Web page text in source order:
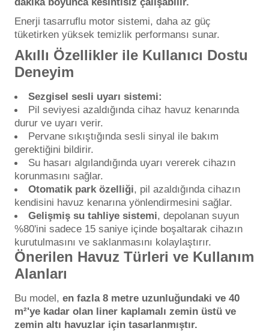
Enerji tasarruflu motor sistemi, daha az güç
tüketirken yüksek temizlik performansı sunar.
Akıllı Özellikler ile Kullanıcı Dostu
Deneyim
Sezgisel sesli uyarı sistemi:
Pil seviyesi azaldığında cihaz havuz kenarında
durur ve uyarı verir.
Pervane sıkıştığında sesli sinyal ile bakım
gerektiğini bildirir.
Su hasarı algılandığında uyarı vererek cihazın
korunmasını sağlar.
Otomatik park özelliği, pil azaldığında cihazın
kendisini havuz kenarına yönlendirmesini sağlar.
Gelişmiş su tahliye sistemi, depolanan suyun
%80'ini sadece 15 saniye içinde boşaltarak cihazın
kurutulmasını ve saklanmasını kolaylaştırır.
Önerilen Havuz Türleri ve Kullanım
Alanları
Bu model, en fazla 8 metre uzunluğundaki ve 40
m²'ye kadar olan liner kaplamalı zemin üstü ve
zemin altı havuzlar için tasarlanmıştır.